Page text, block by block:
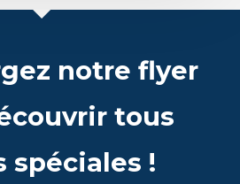
notre flyer
tous
spéciales !